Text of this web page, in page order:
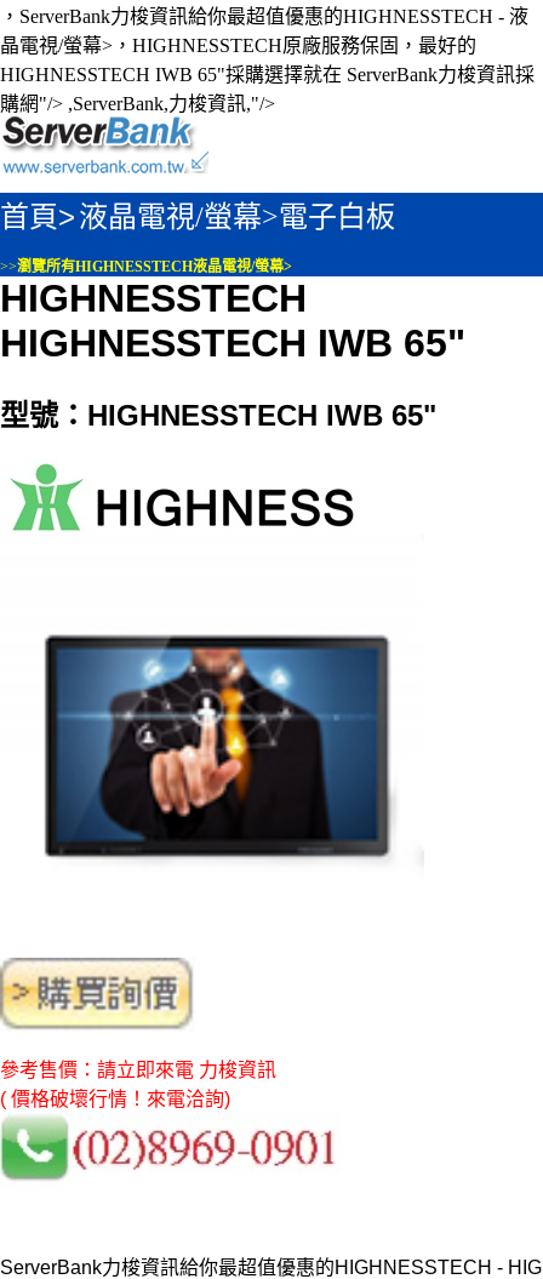
，ServerBank力梭資訊給你最超值優惠的HIGHNESSTECH - 液
晶電視/螢幕>，HIGHNESSTECH原廠服務保固，最好的
HIGHNESSTECH IWB 65"採購選擇就在 ServerBank力梭資訊採
購網"/> ,ServerBank,力梭資訊,"/>
首頁>液晶電視/螢幕>電子白板
>>瀏覽所有HIGHNESSTECH液晶電視/螢幕>
HIGHNESSTECH
HIGHNESSTECH IWB 65"
型號：HIGHNESSTECH IWB 65"
參考售價：請立即來電 力梭資訊
( 價格破壞行情！來電洽詢)
ServerBank力梭資訊給你最超值優惠的HIGHNESSTECH -